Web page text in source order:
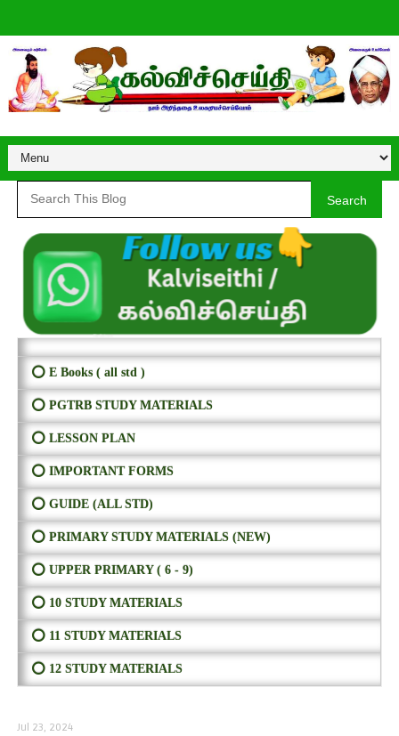
Search
⭕ E Books ( all std )
⭕ PGTRB STUDY MATERIALS
⭕ LESSON PLAN
⭕ IMPORTANT FORMS
⭕ GUIDE (ALL STD)
⭕ PRIMARY STUDY MATERIALS (NEW)
⭕ UPPER PRIMARY ( 6 - 9)
⭕ 10 STUDY MATERIALS
⭕ 11 STUDY MATERIALS
⭕ 12 STUDY MATERIALS
Jul 23, 2024